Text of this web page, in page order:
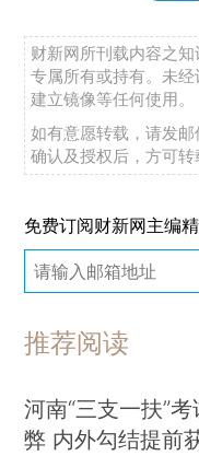
财新网所刊载内容之
专属所有或持有。未
建立镜像等任何使用。
如有意愿转载，请发邮
确认及授权后，方可转
免费订阅财新网主编
推荐阅读
河南“三支一扶”
弊 内外勾结提前